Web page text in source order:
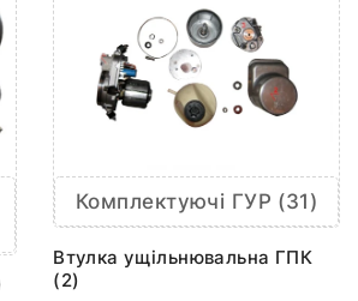
Комплектуючі ГУР (31)
Втулка ущільнювальна ГПК
(2)